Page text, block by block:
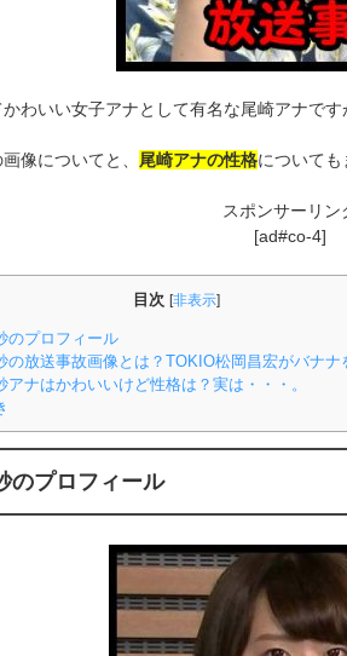
わいい女子アナとして有名な尾崎アナで
像についてと、 尾崎アナの性格についても
スポンサーリン
[ad#co-4]
目次 [非表示]
のプロフィール
の放送事故画像とは？TOKIO松岡昌宏がバナナ
アナはかわいいけど性格は？実は・・・。
のプロフィール